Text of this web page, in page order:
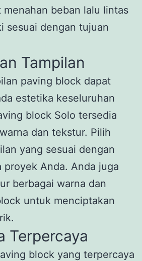
beban lalu lintas
sesuai dengan tujuan
Tampilan
paving block dapat
estetika keseluruhan
block Solo tersedia
dan tekstur. Pilih
yang sesuai dengan
proyek Anda. Anda juga
berbagai warna dan
untuk menciptakan
Terpercaya
block yang terpercaya